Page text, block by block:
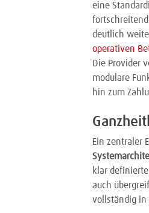
eine
deutlich
operativen
Die Provider
modulare
hin zum
Ein zentraler
klar
auch
vollständig in